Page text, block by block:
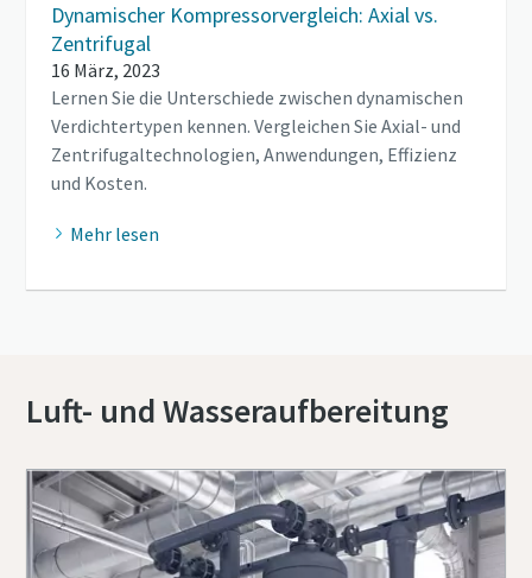
Dynamischer Kompressorvergleich: Axial vs.
Zentrifugal
16 März, 2023
Lernen Sie die Unterschiede zwischen dynamischen
Verdichtertypen kennen. Vergleichen Sie Axial- und
Zentrifugaltechnologien, Anwendungen, Effizienz
und Kosten.
Mehr lesen
Luft- und Wasseraufbereitung